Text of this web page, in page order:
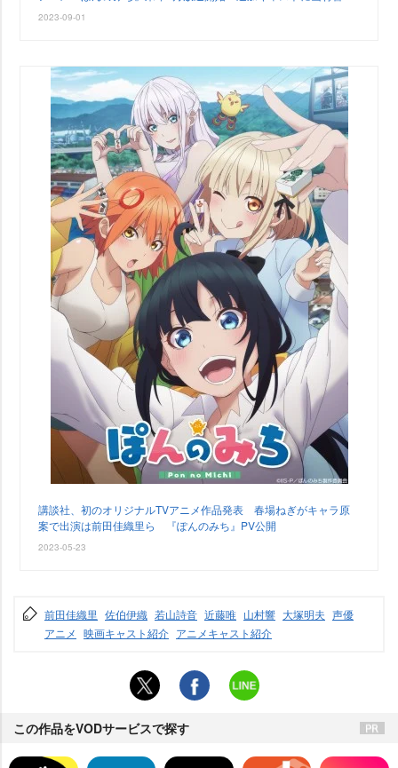
2023-09-01
講談社、初のオリジナルTVアニメ作品発表 春場ねぎがキャラ原
案で出演は前田佳織里ら 『ぽんのみち』PV公開
2023-05-23
前田佳織里 佐伯伊織 若山詩音 近藤唯 山村響 大塚明夫 声優
アニメ 映画キャスト紹介 アニメキャスト紹介
この作品をVODサービスで探す